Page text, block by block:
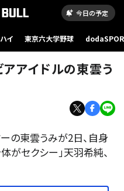
今日の予定
イ 東京六大学野球
アアイドルの東雲う
の東雲うみが2日、自身
がセクシー」天羽希純、